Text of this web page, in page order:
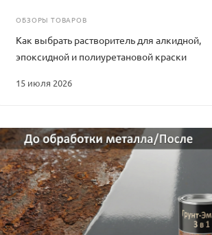
ОБЗОРЫ ТОВАРОВ
15 июля 2026
Как выбрать растворитель для алкидной,
эпоксидной и полиуретановой краски